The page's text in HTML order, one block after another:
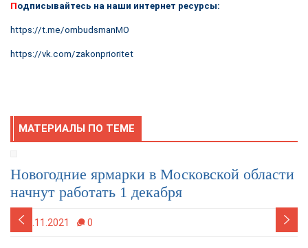
Подписывайтесь на наши интернет ресурсы:
https://t.me/ombudsmanMO
https://vk.com/zakonprioritet
МАТЕРИАЛЫ ПО ТЕМЕ
Новогодние ярмарки в Московской области
начнут работать 1 декабря
29.11.2021 0